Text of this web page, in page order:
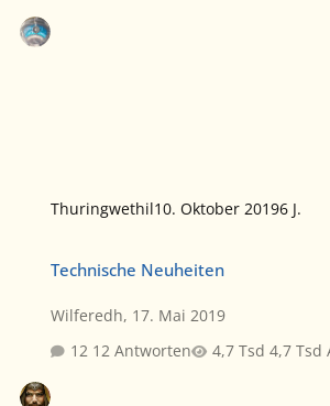
Thuringwethil10. Oktober 20196 J.
Technische Neuheiten
Wilferedh, 17. Mai 2019
12 Antworten
4,7 Tsd